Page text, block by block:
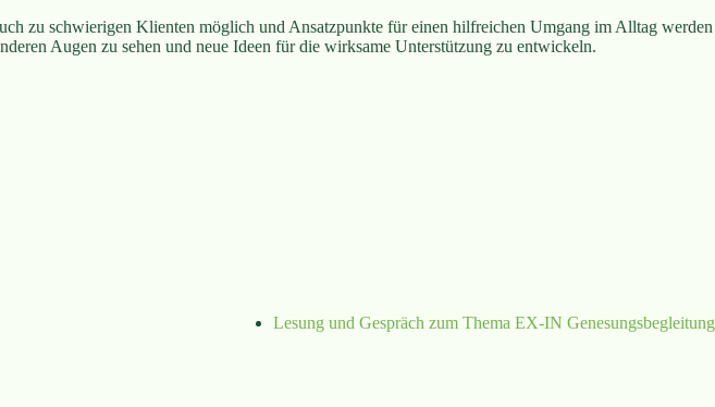
zu schwierigen Klienten möglich und Ansatzpunkte für einen hilfreichen Umgang im Alltag werden
Augen zu sehen und neue Ideen für die wirksame Unterstützung zu entwickeln.
Lesung und Gespräch zum Thema EX-IN Genesungsbegleitung